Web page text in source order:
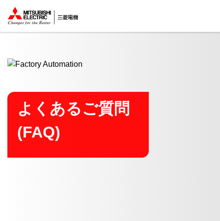
ここから本文
よくあるご質問
(FAQ)